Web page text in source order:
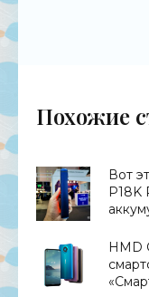
Похожие
Вот
P18K
HMD